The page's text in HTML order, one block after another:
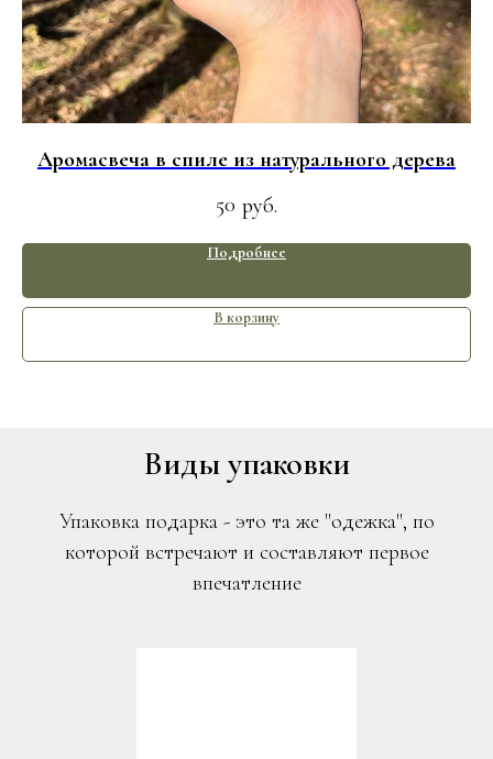
Аромасвеча в спиле из натурального дерева
50 руб.
Подробнее
В корзину
Виды упаковки
Упаковка подарка - это та же "одежка", по
которой встречают и составляют первое
впечатление